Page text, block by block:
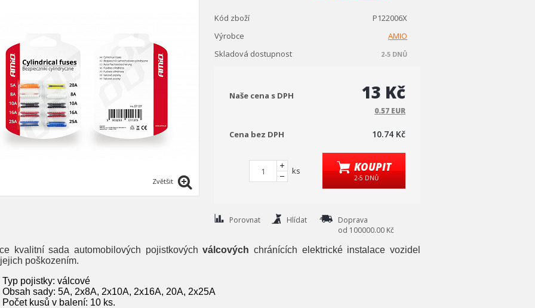
Zvětšit
Kód zboží
P122006X
Výrobce
AMIO
Skladová dostupnost
2-5 DNŮ
Naše cena s DPH 13 Kč
0.57 EUR
Cena bez DPH 10.74 Kč
ks KOUPIT
2-5 DNŮ
Porovnat Hlídat
Doprava
od 100000.00 Kč
kvalitní sada automobilových pojistkovýchválcovýchchránících elektrické instalace vozidel
poškozením.
Typ pojistky: válcové
Obsah sady: 5A, 2x8A, 2x10A, 2x16A, 20A, 2x25A
Počet kusů v balení: 10 ks.